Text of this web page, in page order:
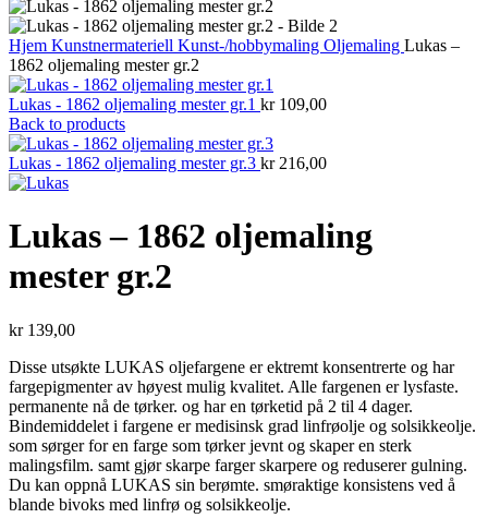
Hjem Kunstnermateriell Kunst-/hobbymaling Oljemaling Lukas –
1862 oljemaling mester gr.2
Lukas - 1862 oljemaling mester gr.1 kr109,00
Back to products
Lukas - 1862 oljemaling mester gr.3 kr216,00
Lukas – 1862 oljemaling
mester gr.2
kr139,00
Disse utsøkte LUKAS oljefargene er ektremt konsentrerte og har
fargepigmenter av høyest mulig kvalitet. Alle fargenen er lysfaste.
permanente nå de tørker. og har en tørketid på 2 til 4 dager.
Bindemiddelet i fargene er medisinsk grad linfrøolje og solsikkeolje.
som sørger for en farge som tørker jevnt og skaper en sterk
malingsfilm. samt gjør skarpe farger skarpere og reduserer gulning.
Du kan oppnå LUKAS sin berømte. smøraktige konsistens ved å
blande bivoks med linfrø og solsikkeolje.